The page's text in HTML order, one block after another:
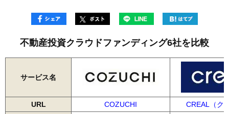
不動産投資クラウドファンディング6社を比較
サービス名
URL COZUCHI CREAL（ク